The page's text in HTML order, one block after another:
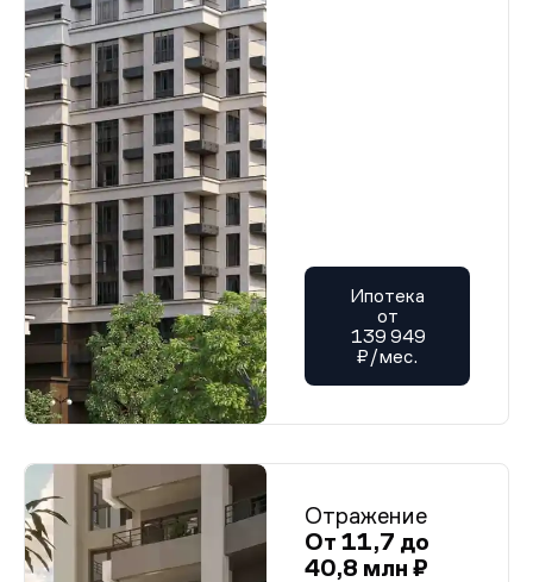
Ипотека
от
139 949
₽/мес.
Отражение
От 11,7 до
40,8 млн ₽